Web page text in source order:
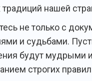
нашей
не только с
и судьбами.
будут мудрыми
строгих